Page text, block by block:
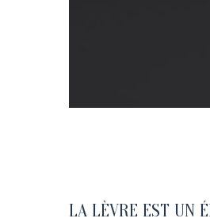
LA LÈVRE EST UN